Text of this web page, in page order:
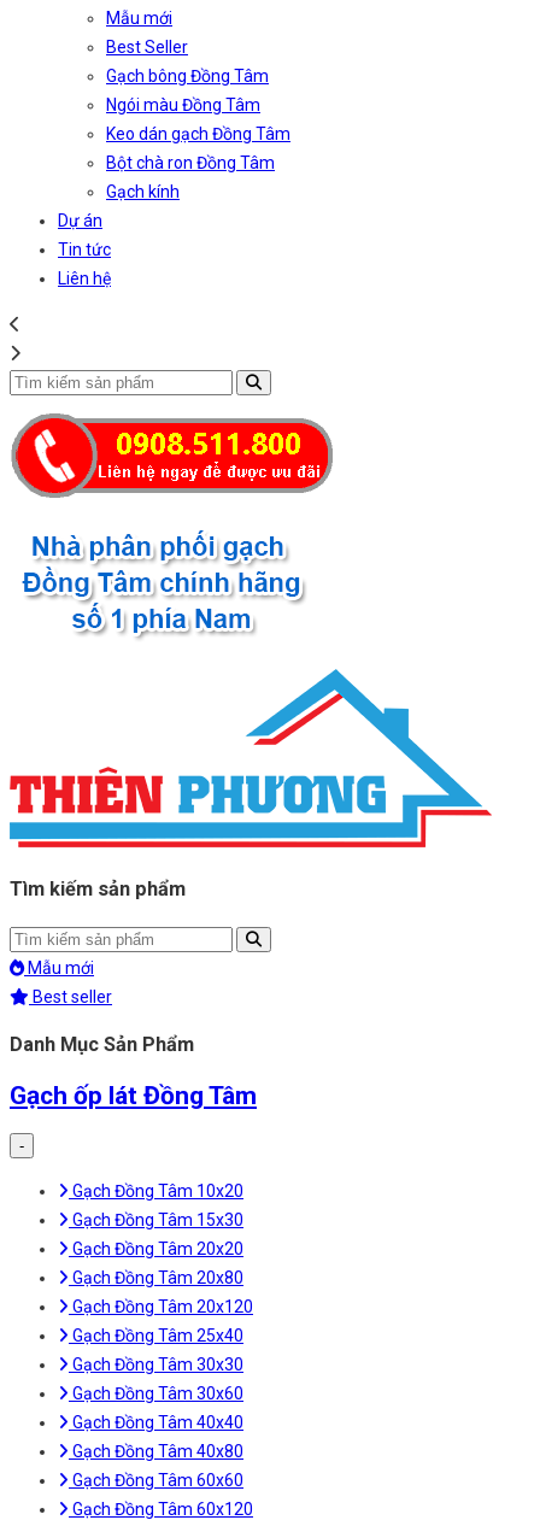
Mẫu mới
Best Seller
Gạch bông Đồng Tâm
Ngói màu Đồng Tâm
Keo dán gạch Đồng Tâm
Bột chà ron Đồng Tâm
Gạch kính
Dự án
Tin tức
Liên hệ
Tìm kiếm sản phẩm
Mẫu mới
Best seller
Danh Mục Sản Phẩm
Gạch ốp lát Đồng Tâm
-
Gạch Đồng Tâm 10x20
Gạch Đồng Tâm 15x30
Gạch Đồng Tâm 20x20
Gạch Đồng Tâm 20x80
Gạch Đồng Tâm 20x120
Gạch Đồng Tâm 25x40
Gạch Đồng Tâm 30x30
Gạch Đồng Tâm 30x60
Gạch Đồng Tâm 40x40
Gạch Đồng Tâm 40x80
Gạch Đồng Tâm 60x60
Gạch Đồng Tâm 60x120